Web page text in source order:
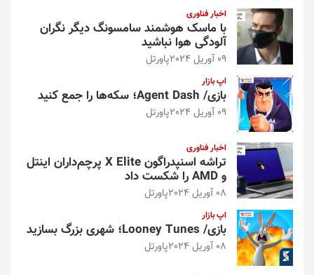
اخبار فناوری
با ماسک هوشمند سامسونگ دیگر نگران
آلودگی هوا نباشید
09 آوریل 2024 پاورتل
اپ بازار
بازی/ Agent Dash؛ سکه‌ها را جمع کنید
09 آوریل 2024 پاورتل
اخبار فناوری
تراشه اسنپدراگون X Elite پرچم‌داران اینتل
و AMD را شکست داد
08 آوریل 2024 پاورتل
اپ بازار
بازی/ Looney Tunes؛ شهری بزرگ بسازید
08 آوریل 2024 پاورتل